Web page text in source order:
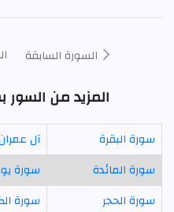
السورة السابقة
المزيد من
سورة البقرة آل
سورة المائدة
سورة
سورة الحجر
سورة